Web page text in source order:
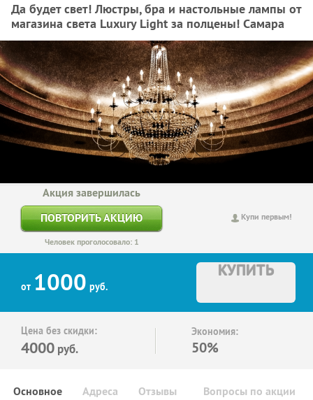
Да будет свет! Люстры, бра и настольные лампы от
магазина cвета Luxury Light за полцены! Самара
Купи первым!
Акция завершилась
ПОВТОРИТЬ АКЦИЮ
Человек проголосовало: 1
от 1000 руб.
КУПИТЬ
Цена без скидки:
4000 руб.
Экономия:
50%
Основное Отзывы Вопросы по акции
Адреса